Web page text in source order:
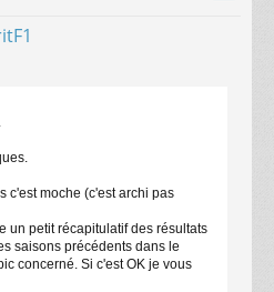
c'est moche (c'est archi pas
un petit récapitulatif des résultats
saisons précédents dans le
concerné. Si c'est OK je vous